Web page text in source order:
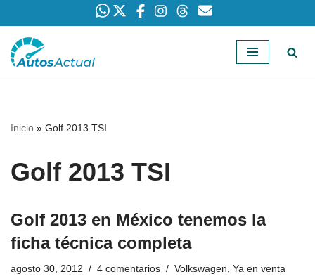
Saltar
Inicio » Golf 2013 TSI
Golf 2013 TSI
Golf 2013 en México tenemos la
ficha técnica completa
agosto 30, 2012 4 comentarios Volkswagen, Ya en venta